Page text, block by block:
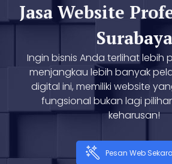
Jasa Website
Surabaya
Ingin bisnis Anda terlihat lebih
menjangkau lebih banyak
digital ini, memiliki website
fungsional bukan lagi
keharusan!
Pesan Web